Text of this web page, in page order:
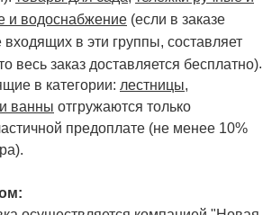
и водоснабжение (если в заказе
в эти группы, составляет
весь заказ доставляется бесплатно).
в категории: лестницы,
ванны отгружаются только
предоплате (не менее 10%